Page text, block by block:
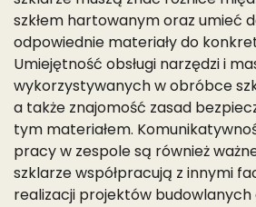
szkłem hartowanym oraz umieć
odpowiednie materiały do
Umiejętność obsługi narzędzi i
wykorzystywanych w obróbce
a także znajomość zasad
tym materiałem.
pracy w zespole są również
szklarze współpracują z innymi
realizacji projektów